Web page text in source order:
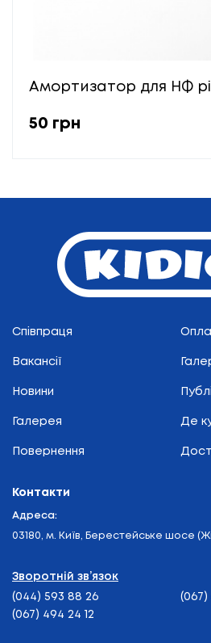
Амортизатор для НФ
50 грн
Співпраця
Вакансії
Новини
Галерея Де
Повернення
Контакти
Адреса:
03180, м. Київ, Берестейське шосе
Зворотній зв’язок
(044) 593 88 26
(067)
(067) 494 24 12